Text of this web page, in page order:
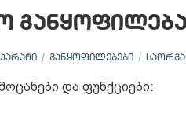
განყოფილება
ᲒᲐᲜᲧᲝᲤᲘᲚᲔᲑᲔᲑᲘ
და ფუნქციები: